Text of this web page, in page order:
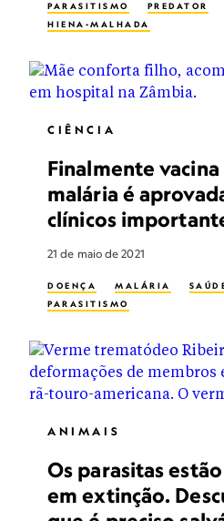
PARASITISMO
PREDATOR
HIENA-MALHADA
CIÊNCIA
Finalmente
malária é
clínicos
21 de maio de 2021
DOENÇA MALÁRIA
PARASITISMO
ANIMAIS
Os parasitas
em extinção.